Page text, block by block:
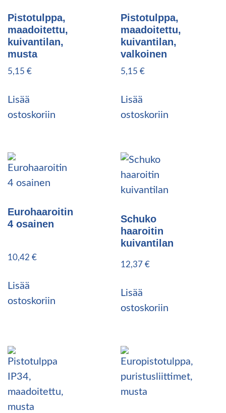
Pistotulppa,
maadoitettu,
kuivantilan,
musta
5,15 €
Lisää
ostoskoriin
Pistotulppa,
maadoitettu,
kuivantilan,
valkoinen
5,15 €
Lisää
ostoskoriin
Eurohaaroitin
4 osainen
10,42 €
Lisää
ostoskoriin
Schuko
haaroitin
kuivantilan
12,37 €
Lisää
ostoskoriin